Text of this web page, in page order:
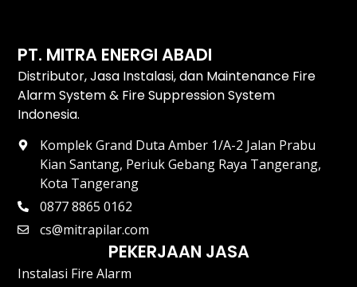
PT. MITRA ENERGI ABADI
Distributor, Jasa Instalasi, dan Maintenance Fire
Alarm System & Fire Suppression System
Indonesia.
Komplek Grand Duta Amber 1/A-2 Jalan Prabu
Kian Santang, Periuk Gebang Raya Tangerang,
Kota Tangerang
0877 8865 0162
cs@mitrapilar.com
PEKERJAAN JASA
Instalasi Fire Alarm